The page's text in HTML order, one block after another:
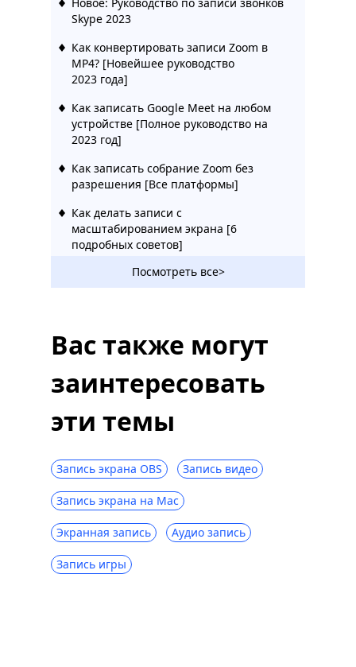
Новое: Руководство по записи звонков
Skype 2023
Как конвертировать записи Zoom в
MP4? [Новейшее руководство
2023 года]
Как записать Google Meet на любом
устройстве [Полное руководство на
2023 год]
Как записать собрание Zoom без
разрешения [Все платформы]
Как делать записи с
масштабированием экрана [6
подробных советов]
Как записать презентацию в Zoom?
[Шаг за шагом]
Посмотреть все>
Вас также могут
заинтересовать
эти темы
Запись экрана OBS Запись видео
Запись экрана на Mac
Экранная запись Аудио запись
Запись игры